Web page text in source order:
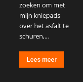
zoeken om met
mijn kniepads
over het asfalt te
schuren,...
Lees meer